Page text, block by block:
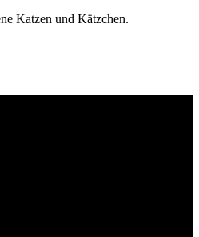
Katzen und Kätzchen.